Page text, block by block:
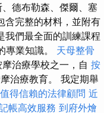
德布勒森、傑爾、塞
含完整的材料，並附有
我們最全面的訓練課程
專業知識。 天母整骨
治療學校之一，自 按
治療教育。 我定期舉
值得信賴的法律顧問 近
帳高效服務 到府外燴